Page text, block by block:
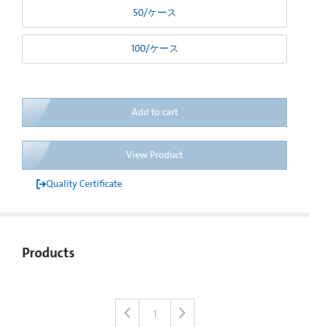
50/ケース
100/ケース
Add to cart
View Product
Quality Certificate
Products
1